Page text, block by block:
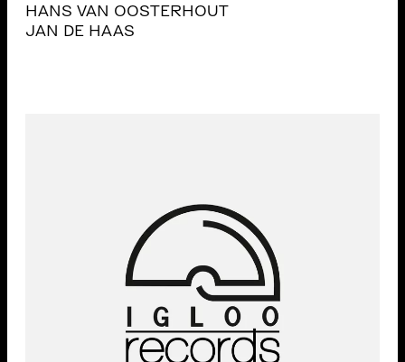
HANS VAN OOSTERHOUT
JAN DE HAAS